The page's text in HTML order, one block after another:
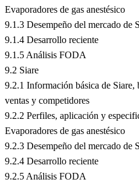
Evaporadores de gas anestésico
9.1.3 Desempeño del mercado de
9.1.4 Desarrollo reciente
9.1.5 Análisis FODA
9.2 Siare
9.2.1 Información básica de Siare,
ventas y competidores
9.2.2 Perfiles, aplicación y
Evaporadores de gas anestésico
9.2.3 Desempeño del mercado de
9.2.4 Desarrollo reciente
9.2.5 Análisis FODA